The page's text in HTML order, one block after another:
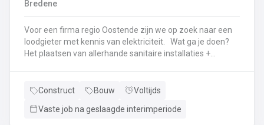
wijzigingen aan leidingen aanbrengen.Werken met
Bredene
Voor een firma regio Oostende zijn we op zoek naar een
loodgieter met kennis van elektriciteit. Wat ga je doen?
Het plaatsen van allerhande sanitaire installaties +
sanitaire toestellenBij Klanten herstellingen gaan
Neem gerust de vacature even door! Indien je nog vragen
Construct Bouw
Voltijds
Vaste job na geslaagde interimperiode